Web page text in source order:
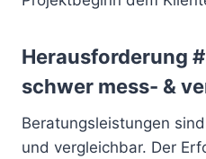
Herausforderung
schwer mess- &
Beratungsleistungen
und vergleichbar. Der